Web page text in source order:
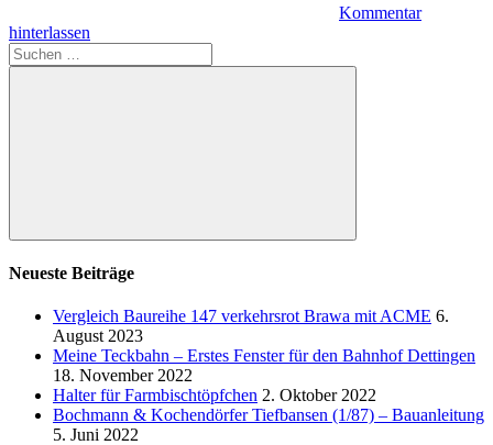
Kommentar
hinterlassen
Suchen
nach:
Suchen
Neueste Beiträge
Vergleich Baureihe 147 verkehrsrot Brawa mit ACME 6.
August 2023
Meine Teckbahn – Erstes Fenster für den Bahnhof Dettingen
18. November 2022
Halter für Farmbischtöpfchen 2. Oktober 2022
Bochmann & Kochendörfer Tiefbansen (1/87) – Bauanleitung
5. Juni 2022